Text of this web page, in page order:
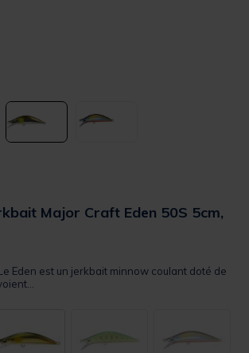
Major Craft Eden 50S 5cm,
5 Customer Rating
Eden est un jerkbait minnow coulant doté de